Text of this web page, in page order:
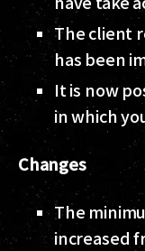
The client
has been
It is now
in which
Changes
The
increased